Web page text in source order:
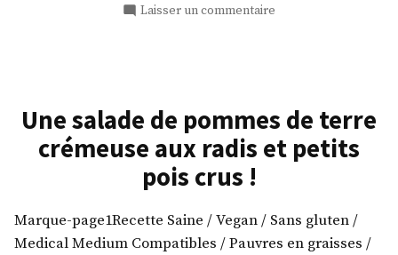
Laisser un commentaire
la
crème
Une salade de pommes de terre
crémeuse aux radis et petits
pois crus !
Marque-page1Recette Saine / Vegan / Sans gluten /
Medical Medium Compatibles / Pauvres en graisses /